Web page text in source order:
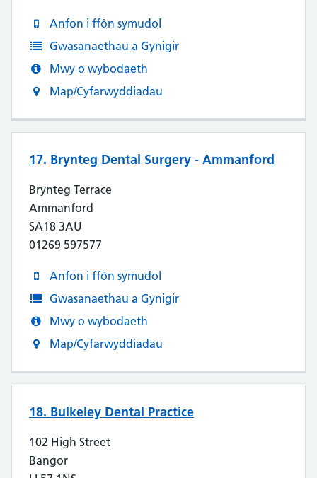
Anfon i ffôn symudol
Gwasanaethau a Gynigir
Mwy o wybodaeth
Map/Cyfarwyddiadau
17. Brynteg Dental Surgery - Ammanford
Brynteg Terrace
Ammanford
SA18 3AU
01269 597577
Anfon i ffôn symudol
Gwasanaethau a Gynigir
Mwy o wybodaeth
Map/Cyfarwyddiadau
18. Bulkeley Dental Practice
102 High Street
Bangor